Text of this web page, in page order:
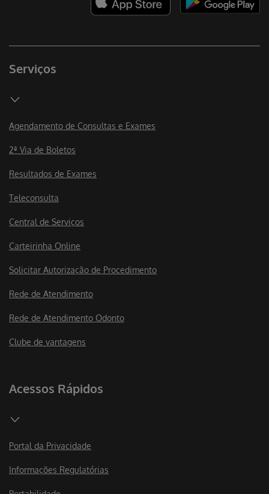
Serviços
Agendamento de Consultas e Exames
2ª Via de Boletos
Resultados de Exames
Teleconsulta
Central de Serviços
Carteirinha Online
Solicitar Autorização de Procedimento
Rede de Atendimento
Rede de Atendimento Odonto
Clube de vantagens
Acessos Rápidos
Portal da Privacidade
Informações Regulatórias